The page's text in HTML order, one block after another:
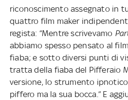
riconoscimento assegnato in
quattro film maker
regista: “Mentre scrivevamo
abbiamo spesso pensato al
fiaba; e sotto diversi punti di
tratta della fiaba del Pifferaio
versione, lo strumento
piffero ma la sua bocca.” E